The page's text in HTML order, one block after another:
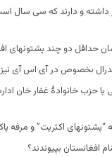
و دارند که سی سال
حداقل دو چند پشتونهای
بخصوص در آی اس آی نیز
حزب خانوادۀ غفار خان
“پشتونهای اکثریت” و
افغانستان بپیوندند؟